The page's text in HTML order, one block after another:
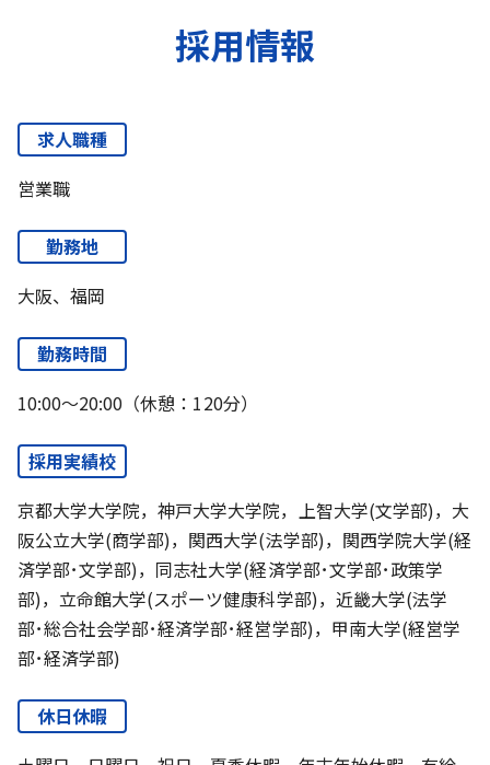
採用情報
求人職種
営業職
勤務地
大阪、福岡
勤務時間
10:00～20:00（休憩：120分）
採用実績校
京都大学大学院，神戸大学大学院，上智大学(文学部)，大
阪公立大学(商学部)，関西大学(法学部)，関西学院大学(経
済学部･文学部)，同志社大学(経済学部･文学部･政策学
部)，立命館大学(スポーツ健康科学部)，近畿大学(法学
部･総合社会学部･経済学部･経営学部)，甲南大学(経営学
部･経済学部)
休日休暇